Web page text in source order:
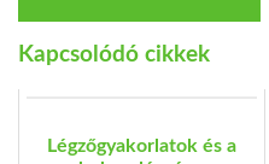
Kapcsolódó cikkek
Légzőgyakorlatok és a